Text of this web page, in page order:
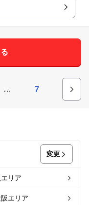
… 7
変更
リア
エリア